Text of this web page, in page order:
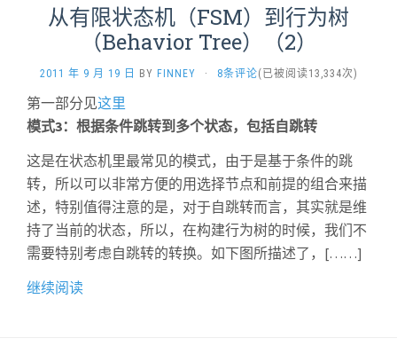
从有限状态机（FSM）到行为树
（Behavior Tree）（2）
2011 年 9 月 19 日 BY FINNEY · 8条评论(已被阅读13,334次)
第一部分见这里
模式3：根据条件跳转到多个状态，包括自跳转
这是在状态机里最常见的模式，由于是基于条件的跳
转，所以可以非常方便的用选择节点和前提的组合来描
述，特别值得注意的是，对于自跳转而言，其实就是维
持了当前的状态，所以，在构建行为树的时候，我们不
需要特别考虑自跳转的转换。如下图所描述了，[……]
继续阅读